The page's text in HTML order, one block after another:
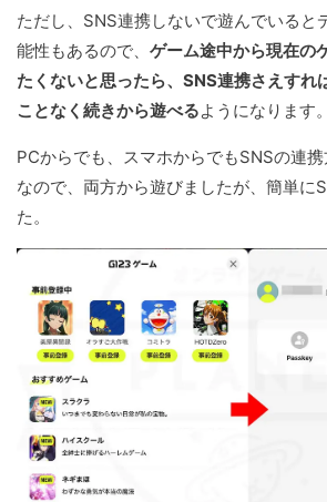
ただし、SNS連携しないで遊んでいると
能性もあるので、 ゲーム途中から現在の
たくないと思ったら、SNS連携さえすれ
ことなく続きから遊べるようになります。
PCからでも、スマホからでもSNSの連
なので、両方から遊びましたが、簡単に
た。